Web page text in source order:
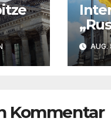
vor
Kommentar